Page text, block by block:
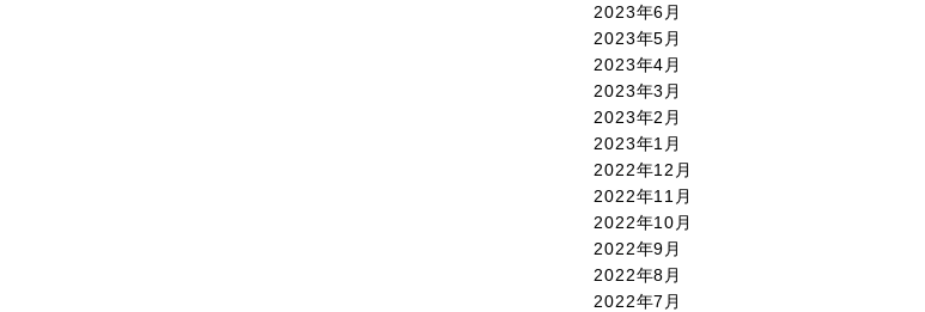
2023年6月
2023年5月
2023年4月
2023年3月
2023年2月
2023年1月
2022年12月
2022年11月
2022年10月
2022年9月
2022年8月
2022年7月